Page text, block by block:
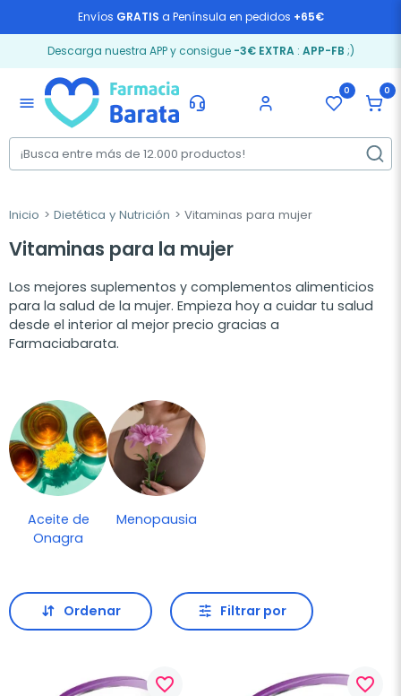
Envíos GRATIS a Península en pedidos +65€
Descarga nuestra APP y consigue -3€ EXTRA: APP-FB ;)
menu
0 0
Inicio Dietética y Nutrición Vitaminas para mujer
Vitaminas para la mujer
Los mejores suplementos y complementos alimenticios
para la salud de la mujer. Empieza hoy a cuidar tu salud
desde el interior al mejor precio gracias a
Farmaciabarata.
Aceite de
Onagra
Menopausia
Ordenar Filtrar por
favorite_border favorite_border